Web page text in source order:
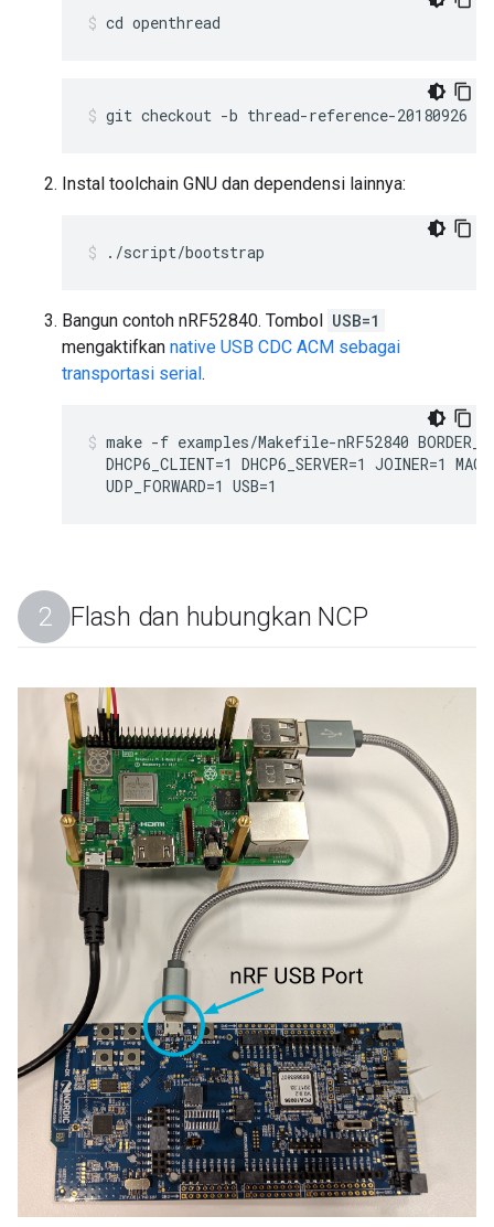
cd openthread
git checkout -b thread-reference-20180926
Instal toolchain GNU dan dependensi lainnya:
./script/bootstrap
Bangun contoh nRF52840. Tombol USB=1
mengaktifkan native USB CDC ACM sebagai
transportasi serial.
make -f examples/Makefile-nRF52840
DHCP6_CLIENT=1 DHCP6_SERVER=1 JOINER=1
  UDP_FORWARD=1 USB=1
Flash dan hubungkan NCP